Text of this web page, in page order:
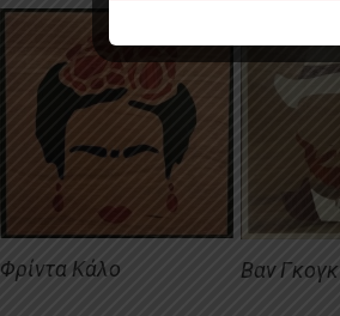
Φρίντα Κάλο Βαν Γκογκ